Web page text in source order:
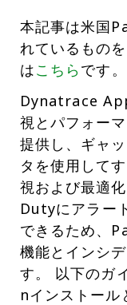
本記事は米国
れているもの
はこちらです。
Dynatrace
視とパフォー
提供し、ギャ
タを使用して
視および最適
Dutyにアラー
できるため、
機能とインシ
す。 以下のガ
nインストー